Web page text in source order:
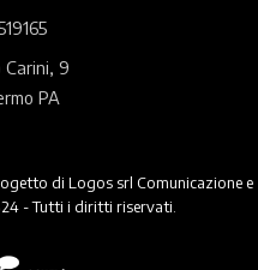
Carini, 9
PA
di Logos srl Comunicazione e
- Tutti i diritti riservati.